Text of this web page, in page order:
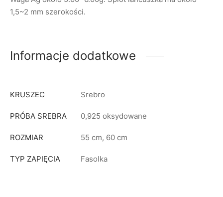
1,5~2 mm szerokości.
Informacje dodatkowe
KRUSZEC Srebro
PRÓBA SREBRA 0,925 oksydowane
ROZMIAR 55 cm, 60 cm
TYP ZAPIĘCIA Fasolka